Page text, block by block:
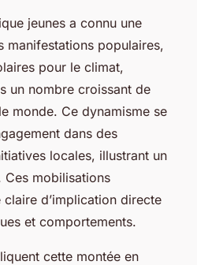
jeunes a connu une
manifestations populaires,
pour le climat,
un nombre croissant de
monde. Ce dynamisme se
dans des
locales, illustrant un
Ces mobilisations
d’implication directe
et comportements.
cette montée en